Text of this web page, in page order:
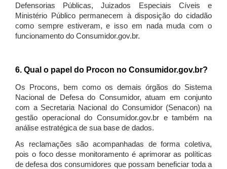
Defensorias Públicas, Juizados Especiais Cíveis e
Ministério Público permanecem à disposição do cidadão
como sempre estiveram, e isso em nada muda com o
funcionamento do Consumidor.gov.br.
6. Qual o papel do Procon no Consumidor.gov.br?
Os Procons, bem como os demais órgãos do Sistema
Nacional de Defesa do Consumidor, atuam em conjunto
com a Secretaria Nacional do Consumidor (Senacon) na
gestão operacional do Consumidor.gov.br e também na
análise estratégica de sua base de dados.
As reclamações são acompanhadas de forma coletiva,
pois o foco desse monitoramento é aprimorar as políticas
de defesa dos consumidores que possam beneficiar toda a